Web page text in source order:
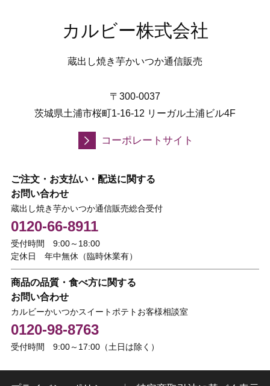
カルビー株式会社
蔵出し焼き芋かいつか通信販売
〒300-0037
茨城県土浦市桜町1-16-12 リーガル土浦ビル4F
コーポレートサイト
ご注文・お支払い・配送に関する
お問い合わせ
蔵出し焼き芋かいつか通信販売総合受付
0120-66-8911
受付時間 9:00～18:00
定休日 年中無休（臨時休業有）
商品の品質・食べ方に関する
お問い合わせ
カルビーかいつかスイートポテトお客様相談室
0120-98-8763
受付時間 9:00～17:00（土日は除く）